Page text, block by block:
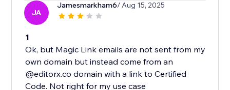
JA
Jamesmarkham6/ Aug 15, 2025
1
Ok, but Magic Link emails are not sent from my
own domain but instead come from an
@editorx.co domain with a link to Certified
Code. Not right for my use case